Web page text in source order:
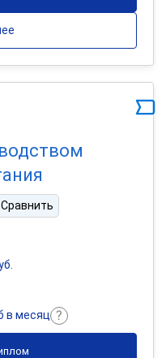
Сравнить
в месяц